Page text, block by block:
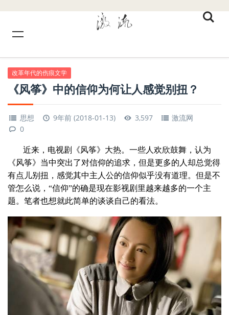
改革年代的伤痕文学
《风筝》中的信仰为何让人感觉别扭？
思想 9年前 (2018-01-13) 3,597
激流网
0
近来，电视剧《风筝》大热。一些人欢欣鼓舞，认为
《风筝》当中突出了对信仰的追求，但是更多的人却总觉得
有点儿别扭，感觉其中主人公的信仰似乎没有道理。但是不
管怎么说，“信仰”的确是现在影视剧里越来越多的一个主
题。笔者也想就此简单的谈谈自己的看法。